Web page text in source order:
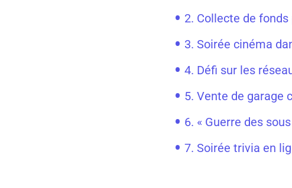
2. Collecte de
3. Soirée cinéma
4. Défi sur les
5. Vente de garage
6. « Guerre des
7. Soirée trivia en